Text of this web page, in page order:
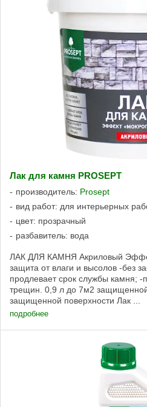
Лак для камня PROSEPT
производитель: Prosept
вид работ: для интерьерных
цвет: прозрачный
разбавитель: вода
ЛАК ДЛЯ КАМНЯ Акриловый
защита от влаги и высолов -без
продлевает срок службы камня; -
трещин. 0,9 л до 7м2
защищенной поверхности Лак ...
подробнее